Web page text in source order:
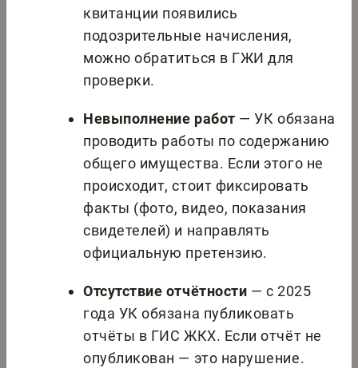
квитанции появились
подозрительные начисления,
можно обратиться в ГЖИ для
проверки.
Невыполнение работ — УК обязана
проводить работы по содержанию
общего имущества. Если этого не
происходит, стоит фиксировать
факты (фото, видео, показания
свидетелей) и направлять
официальную претензию.
Отсутствие отчётности — с 2025
года УК обязана публиковать
отчёты в ГИС ЖКХ. Если отчёт не
опубликован — это нарушение.